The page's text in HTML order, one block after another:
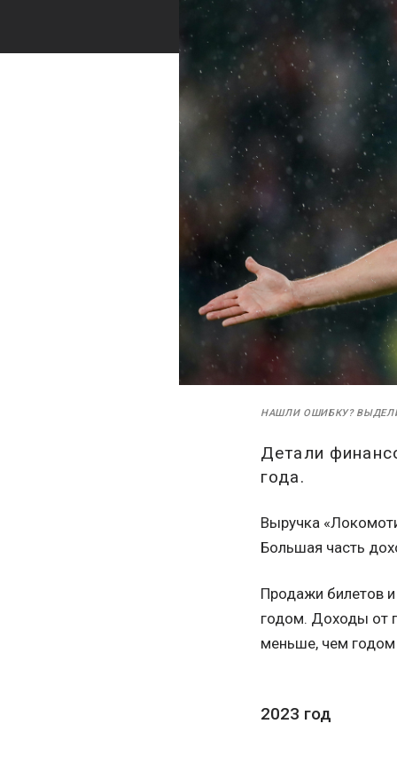
НАШЛИ ОШИБКУ?
Детали
года.
Выручка
Большая часть
Продажи билетов
годом. Доходы от
меньше, чем
2023 год